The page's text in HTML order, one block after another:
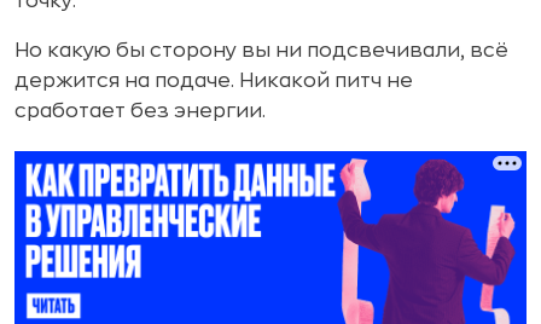
Но какую бы сторону вы ни подсвечивали, всё
держится на подаче. Никакой питч не
сработает без энергии.